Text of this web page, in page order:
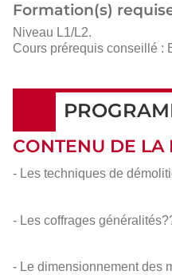
Formation(s)
Niveau L1/L2.
Cours prérequis conseillé :
CONTENU DE LA
- Les techniques de
- Les coffrages
- Le dimensionnement des